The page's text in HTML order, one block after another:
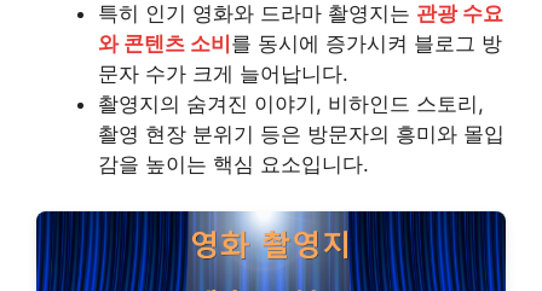
특히 인기 영화와 드라마 촬영지는 관광 수요
와 콘텐츠 소비 를 동시에 증가시켜 블로그 방
문자 수가 크게 늘어납니다.
촬영지의 숨겨진 이야기, 비하인드 스토리,
촬영 현장 분위기 등은 방문자의 흥미와 몰입
감을 높이는 핵심 요소입니다.